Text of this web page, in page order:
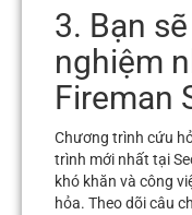
3. Bạn
nghiệm
Fireman
Chương trình cứu
trình mới nhất tại
khó khăn và công
hỏa. Theo dõi câu